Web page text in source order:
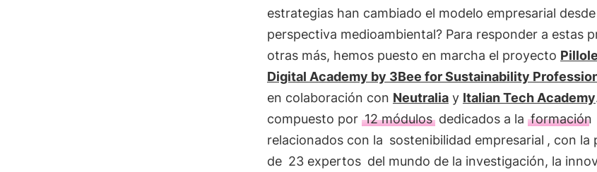
estrategias han cambiado el modelo empresarial
perspectiva medioambiental? Para responder a estas
otras más, hemos puesto en marcha el proyecto
Digital Academy by 3Bee for Sustainability
en colaboración con Neutraliay Italian Tech Academy
compuesto por 12 módulosdedicados a la formación
relacionados con la sostenibilidad empresarial , con la
de 23 expertos del mundo de la investigación, la